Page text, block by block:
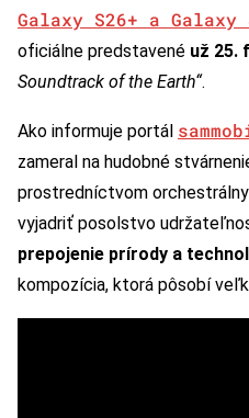
Galaxy S26+ a
oficiálne predstavené už 25.
Soundtrack of the Earth“.
Ako informuje portál
zameral na hudobné
prostredníctvom
vyjadriť posolstvo
prepojenie prírody a
kompozícia, ktorá pôsobí